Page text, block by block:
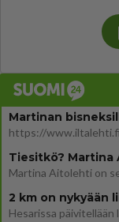
Martinan
2 km on nykyään